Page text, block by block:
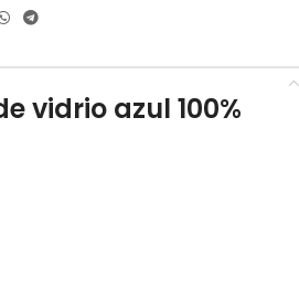
vidrio azul 100%